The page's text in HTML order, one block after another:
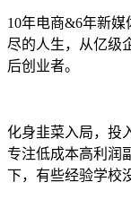
10年电商&6年新
尽的人生，从亿级
后创业者。
化身韭菜入局，投
专注低成本高利润
下，有些经验学校